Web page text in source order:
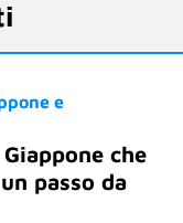
e
che
passo da